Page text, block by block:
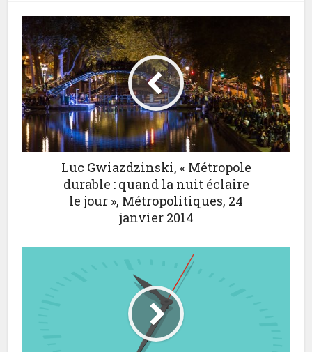
Luc Gwiazdzinski, « Métropole
durable : quand la nuit éclaire
le jour », Métropolitiques, 24
janvier 2014